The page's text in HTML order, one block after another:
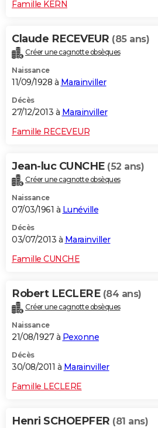
Famille KERN
Claude RECEVEUR (85 ans)
Créer une cagnotte obsèques
Naissance
11/09/1928 à Marainviller
Décès
27/12/2013 à Marainviller
Famille RECEVEUR
Jean-luc CUNCHE (52 ans)
Créer une cagnotte obsèques
Naissance
07/03/1961 à Lunéville
Décès
03/07/2013 à Marainviller
Famille CUNCHE
Robert LECLERE (84 ans)
Créer une cagnotte obsèques
Naissance
21/08/1927 à Pexonne
Décès
30/08/2011 à Marainviller
Famille LECLERE
Henri SCHOEPFER (81 ans)